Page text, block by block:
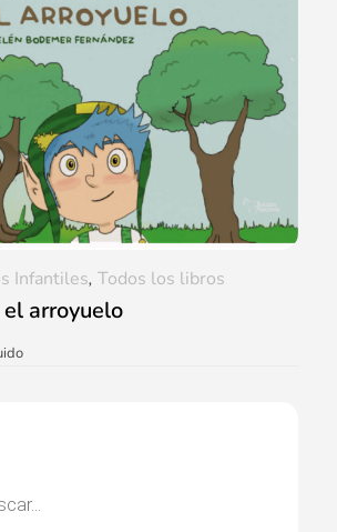
arroyuelo
Infantiles, Todos los libros